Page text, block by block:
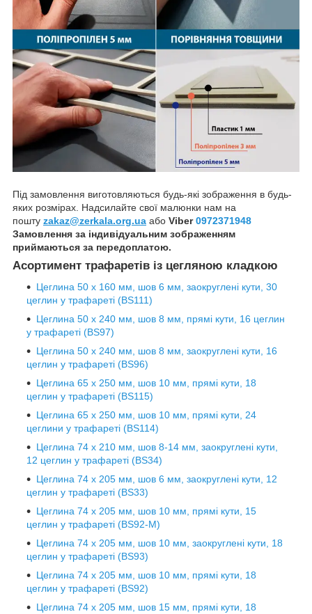
Під замовлення виготовляються будь-які зображення в будь-
яких розмірах. Надсилайте свої малюнки нам на
пошту zakaz@zerkala.org.ua або Viber 0972371948
Замовлення за індивідуальним зображенням
приймаються за передоплатою.
Асортимент трафаретів із цегляною кладкою
Цеглина 50 х 160 мм, шов 6 мм, заокруглені кути, 30
цеглин у трафареті (BS111)
Цеглина 50 х 240 мм, шов 8 мм, прямі кути, 16 цеглин
у трафареті (BS97)
Цеглина 50 х 240 мм, шов 8 мм, заокруглені кути, 16
цеглин у трафареті (BS96)
Цеглина 65 х 250 мм, шов 10 мм, прямі кути, 18
цеглин у трафареті (BS115)
Цеглина 65 х 250 мм, шов 10 мм, прямі кути, 24
цеглини у трафареті (BS114)
Цеглина 74 х 210 мм, шов 8-14 мм, заокруглені кути,
12 цеглин у трафареті (BS34)
Цеглина 74 х 205 мм, шов 6 мм, заокруглені кути, 12
цеглин у трафареті (BS33)
Цеглина 74 х 205 мм, шов 10 мм, прямі кути, 15
цеглин у трафареті (BS92-М)
Цеглина 74 х 205 мм, шов 10 мм, заокруглені кути, 18
цеглин у трафареті (BS93)
Цеглина 74 х 205 мм, шов 10 мм, прямі кути, 18
цеглин у трафареті (BS92)
Цеглина 74 х 205 мм, шов 15 мм, прямі кути, 18